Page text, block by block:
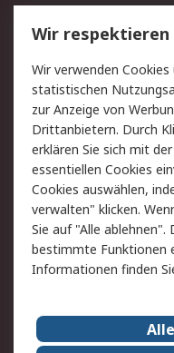
Service
Value Added
Rücksendung/
Hilfe
Rechtliches
RS Verkaufs- und
Lieferbedingungen
Cookie-Richtlinie
Impressum
Wir
Wir verwenden
statistischen
zur Anzeige von
Drittanbietern. Durch
erklären Sie sich mit
essentiellen Cookies
Cookies auswählen,
verwalten" klicken.
Sie auf "Alle
bestimmte Funktionen
Informationen finden